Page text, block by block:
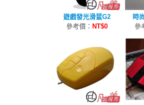
遊戲發光滑鼠G2
參考價： NT$0
時
參